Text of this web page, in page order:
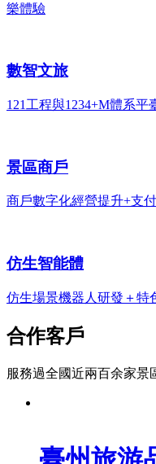
樂體驗
數智文旅
121工程與1234+M體系平
景區商戶
商戶數字化經營提升+支
仿生智能體
仿生場景機器人研發＋特
合作客戶
服務過全國近兩百余家景